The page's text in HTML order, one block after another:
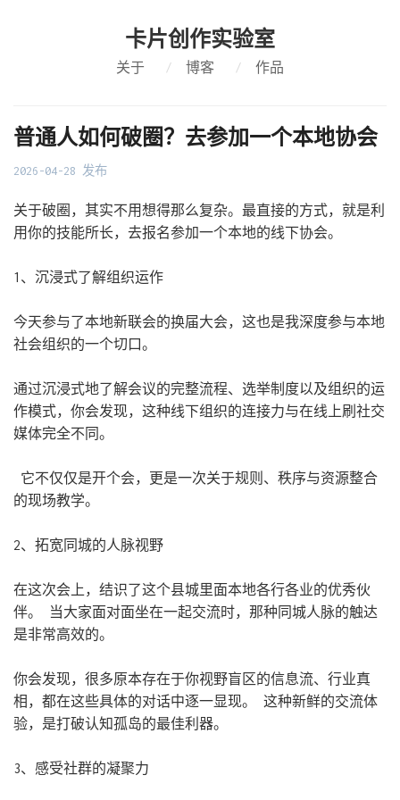
卡片创作实验室
关于 / 博客 / 作品
普通人如何破圈？去参加一个本地协会
2026-04-28 发布
关于破圈，其实不用想得那么复杂。最直接的方式，就是利
用你的技能所长，去报名参加一个本地的线下协会。
1、沉浸式了解组织运作
今天参与了本地新联会的换届大会，这也是我深度参与本地
社会组织的一个切口。
通过沉浸式地了解会议的完整流程、选举制度以及组织的运
作模式，你会发现，这种线下组织的连接力与在线上刷社交
媒体完全不同。
它不仅仅是开个会，更是一次关于规则、秩序与资源整合
的现场教学。
2、拓宽同城的人脉视野
在这次会上，结识了这个县城里面本地各行各业的优秀伙
伴。 当大家面对面坐在一起交流时，那种同城人脉的触达
是非常高效的。
你会发现，很多原本存在于你视野盲区的信息流、行业真
相，都在这些具体的对话中逐一显现。 这种新鲜的交流体
验，是打破认知孤岛的最佳利器。
3、感受社群的凝聚力